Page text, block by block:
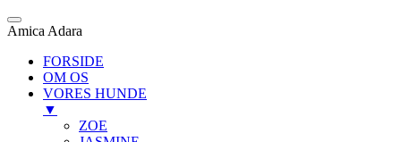
Amica Adara
FORSIDE
OM OS
VORES HUNDE
▼
ZOE